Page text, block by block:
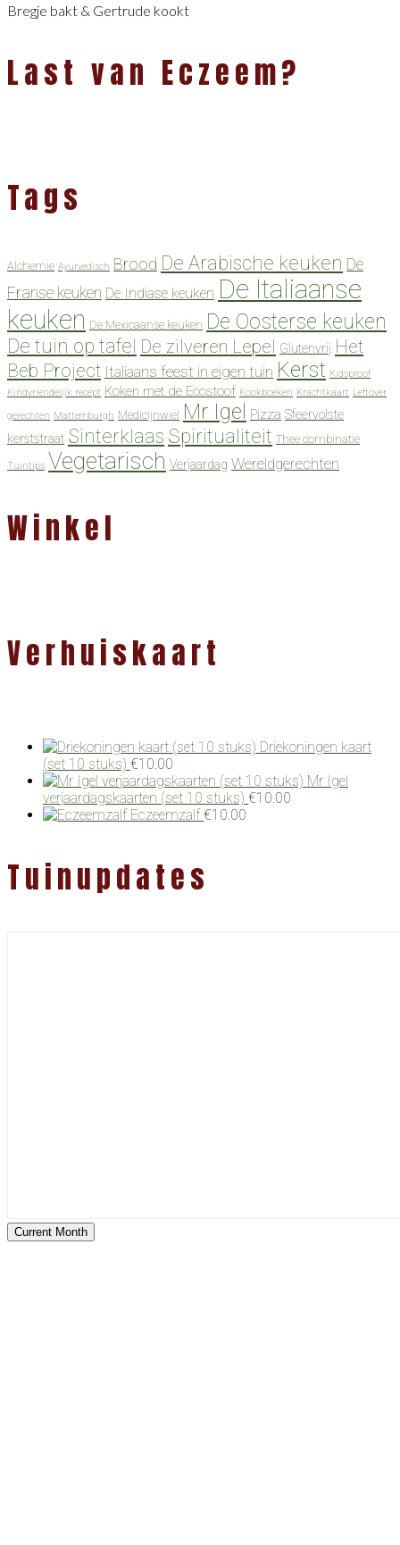
Bregje bakt & Gertrude kookt
Last van Eczeem?
Tags
Alchemie Ayurvedisch Brood De Arabische keuken De
Franse keuken De Indiase keuken De Italiaanse
keuken De Mexicaanse keuken De Oosterse keuken
De tuin op tafel De zilveren Lepel Glutenvrij Het
Beb Project Italiaans feest in eigen tuin Kerst Kidsproof
Kindvriendelijk recept Koken met de Ecostoof Kookboeken Krachtkaart Leftover
gerechten Mattemburgh Medicijnwiel Mr Igel Pizza Sfeervolste
kerststraat Sinterklaas Spiritualiteit Thee combinatie
Tuintips Vegetarisch Verjaardag Wereldgerechten
Winkel
Verhuiskaart
Driekoningen kaart
(set 10 stuks) €10.00
Mr Igel
verjaardagskaarten (set 10 stuks) €10.00
Eczeemzalf €10.00
Tuinupdates
Current Month